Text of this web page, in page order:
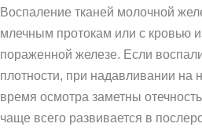
Воспаление тканей молочной
млечным протокам или с кровью
пораженной железе. Если
плотности, при надавливании на
время осмотра заметны
чаще всего развивается в